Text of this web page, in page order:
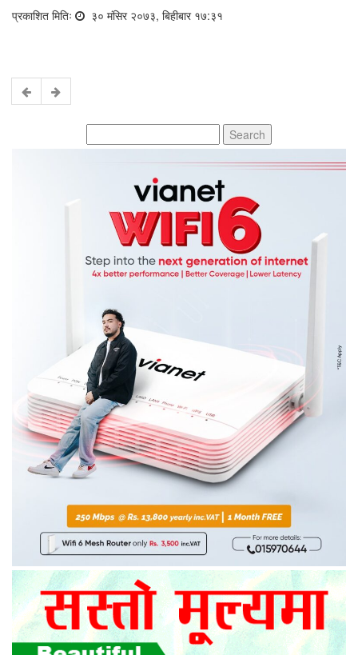
प्रकाशित मितिः ३० मंसिर २०७३, बिहीबार १७:३१
for: